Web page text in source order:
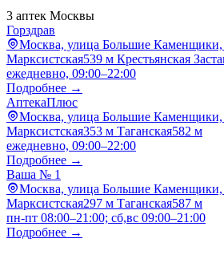
3 аптек Москвы
Горздрав
Москва, улица Большие Каменщики,
Марксистская539 м Крестьянская
ежедневно, 09:00–22:00
Подробнее →
АптекаПлюс
Москва, улица Большие Каменщики,
Марксистская353 м Таганская582 м
ежедневно, 09:00–22:00
Подробнее →
Ваша № 1
Москва, улица Большие Каменщики,
Марксистская297 м Таганская587 м
пн-пт 08:00–21:00; сб,вс 09:00–21:00
Подробнее →